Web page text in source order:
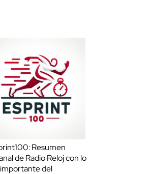
Resumen
de Radio Reloj con lo
del